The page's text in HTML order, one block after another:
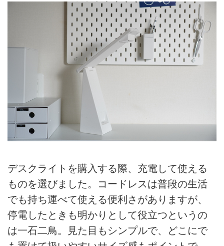
デスクライトを購入する際、充電して使える
ものを選びました。コードレスは普段の生活
でも持ち運べて使える便利さがありますが、
停電したときも明かりとして役立つというの
は一石二鳥。見た目もシンプルで、どこにで